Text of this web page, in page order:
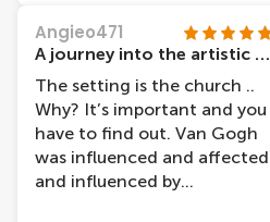
Angieo471
A journey into the artistic soul of two great artists
The setting is the church ..
Why? It’s important and you
have to find out. Van Gogh
was influenced and affected
and influenced by